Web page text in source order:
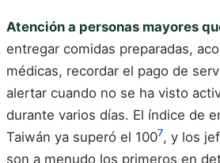
Atención a personas mayores
entregar comidas preparadas,
médicas, recordar el pago de
alertar cuando no se ha visto
durante varios días. El índice de
Taiwán ya superó el 1007, y los
son a menudo los primeros en